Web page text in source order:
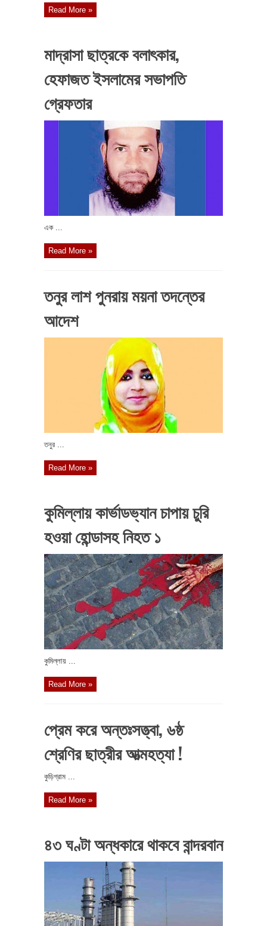
Read More »
মাদ্রাসা ছাত্রকে বলাৎকার,
হেফাজত ইসলামের সভাপতি
গ্রেফতার
এক ...
Read More »
তনুর লাশ পুনরায় ময়না তদন্তের
আদেশ
তনুর ...
Read More »
কুমিল্লায় কার্ভাডভ্যান চাপায় চুরি
হওয়া হোন্ডাসহ নিহত ১
কুমিল্লায় ...
Read More »
প্রেম করে অন্তঃসত্ত্বা, ৬ষ্ঠ
শ্রেণির ছাত্রীর আত্মহত্যা !
কুড়িগ্রাম ...
Read More »
৪৩ ঘণ্টা অন্ধকারে থাকবে বান্দরবান